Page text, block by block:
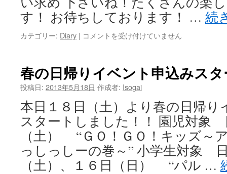
ト
は
す！ お待ちしております！ … 続
カテゴリー: Diary | ビ
バ
ー
ゲ
ス
タ
ー
ト
コメントを受け付けていません
春の日帰りイベント申込みス
投稿日: 2013年5月18日 作成者: Isogai
本日１８日（土）より春の日帰
スタートしました！！ 園児対象
（土） “ＧＯ！ＧＯ！キッズ～
っしっしーの巻～” 小学生対象
（土）、１６日（日） “パル …